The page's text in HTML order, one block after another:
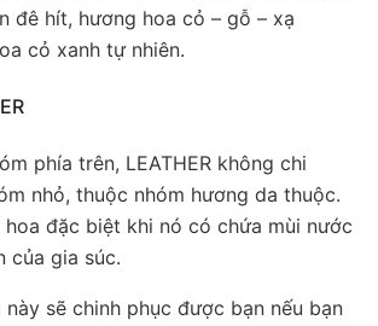
đê hít, hương hoa cỏ – gỗ – xạ
cỏ xanh tự nhiên.
phía trên, LEATHER không chi
nhỏ, thuộc nhóm hương da thuộc.
đặc biệt khi nó có chứa mùi nước
của gia súc.
sẽ chinh phục được bạn nếu bạn